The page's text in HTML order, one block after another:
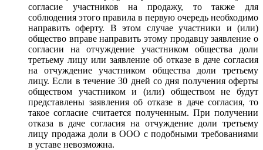
согласие участников на продажу, то также для
соблюдения этого правила в первую очередь необходимо
направить оферту. В этом случае участники и (или)
общество вправе направить этому продавцу заявление о
согласии на отчуждение участником общества доли
третьему лицу или заявление об отказе в даче согласия
на отчуждение участником общества доли третьему
лицу. Если в течение 30 дней со дня получения оферты
обществом участником и (или) обществом не будут
представлены заявления об отказе в даче согласия, то
такое согласие считается полученным. При получении
отказа в даче согласия на отчуждение доли третьему
лицу продажа доли в ООО с подобными требованиями
в уставе невозможна.